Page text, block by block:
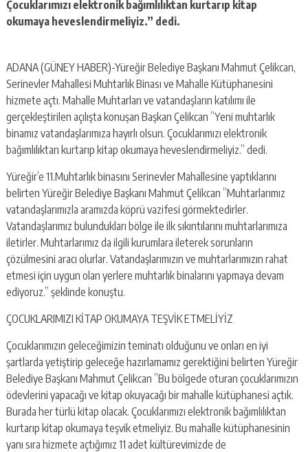
taksim
beşiktaş
escort
kartal
escort
maltepe
escort
Çocuklarımızı elektronik bağımlılıktan kurtarıp kitap
okumaya heveslendirmeliyiz.” dedi.
ADANA (GÜNEY HABER)-Yüreğir Belediye Başkanı Mahmut Çelikcan,
Serinevler Mahallesi Muhtarlık Binası ve Mahalle Kütüphanesini
hizmete açtı. Mahalle Muhtarları ve vatandaşların katılımı ile
gerçekleştirilen açılışta konuşan Başkan Çelikcan ”Yeni muhtarlık
binamız vatandaşlarımıza hayırlı olsun. Çocuklarımızı elektronik
bağımlılıktan kurtarıp kitap okumaya heveslendirmeliyiz.” dedi.
Yüreğir’e 11.Muhtarlık binasını Serinevler Mahallesine yaptıklarını
belirten Yüreğir Belediye Başkanı Mahmut Çelikcan ”Muhtarlarımız
vatandaşlarımızla aramızda köprü vazifesi görmektedirler.
Vatandaşlarımız bulundukları bölge ile ilk sıkıntılarını muhtarlarımıza
iletirler. Muhtarlarımız da ilgili kurumlara ileterek sorunların
çözülmesini aracı olurlar. Vatandaşlarımızın ve muhtarlarımızın rahat
etmesi için uygun olan yerlere muhtarlık binalarını yapmaya devam
ediyoruz.” şeklinde konuştu.
ÇOCUKLARIMIZI KİTAP OKUMAYA TEŞVİK ETMELİYİZ
Çocuklarımızın geleceğimizin teminatı olduğunu ve onları en iyi
şartlarda yetiştirip geleceğe hazırlamamız gerektiğini belirten Yüreğir
Belediye Başkanı Mahmut Çelikcan ”Bu bölgede oturan çocuklarımızın
ödevlerini yapacağı ve kitap okuyacağı bir mahalle kütüphanesi açtık.
Burada her türlü kitap olacak. Çocuklarımızı elektronik bağımlılıktan
kurtarıp kitap okumaya teşvik etmeliyiz. Bu mahalle kütüphanesinin
yanı sıra hizmete açtığımız 11 adet kültürevimizde de